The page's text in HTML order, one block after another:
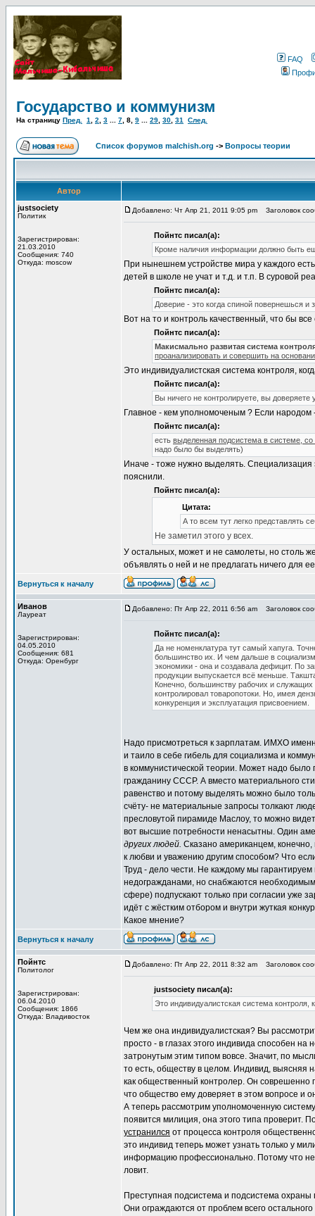
FAQ
Государство и коммунизм
На страницу Пред. 1 2 3 7 8 9 29 30 31 След.
Список форумов malchish.org -> Вопросы теории
Автор
justsociety
Политик
Зарегистрирован:
21.03.2010
Сообщения: 740
Откуда: moscow
Добавлено: Чт Апр 21, 2011 9:05 pm Заголовок
Пойнтс писал(а):
Кроме наличия информации должно быть
При нынешнем устройстве мира у каждого
детей в школе не учат и т.д. и т.п. В суровой
Пойнтс писал(а):
Доверие - это когда спиной повернешься и
Вот на то и контроль качественный, что бы
Пойнтс писал(а):
Макисмально развитая система
проанализировать и совершить на
Это индивидуалистская система контроля,
Пойнтс писал(а):
Вы ничего не контролируете, вы
Главное - кем уполномоченым ? Если народом
Пойнтс писал(а):
есть выделенная подсистема в системе, со
надо было бы выделять)
Иначе - тоже нужно выделять. Специализация
пояснили.
Пойнтс писал(а):
Цитата:
А то всем тут легко представлять
Не заметил этого у всех.
У остальных, может и не самолеты, но столь
объявлять о ней и не предлагать ничего для
Вернуться к началу
Иванов
Лауреат
Зарегистрирован:
04.05.2010
Сообщения: 681
Откуда: Оренбург
Добавлено: Пт Апр 22, 2011 6:56 am Заголовок
Пойнтс писал(а):
Да не номенклатура тут самый хапуга.
большинство их. И чем дальше в
экономики - она и создавала дефицит. По
продукции выпускается всё меньше.
Конечно, большинству рабочих и служащих
контролировал товаропотоки. Но, имея
конкуренция и эксплуатация присвоением.
Надо присмотреться к зарплатам. ИМХО
и таило в себе гибель для социализма и
в коммунистической теории. Может надо
гражданину СССР. А вместо материального
равенство и потому выделять можно было
счёту- не материальные запросы толкают
пресловутой пирамиде Маслоу, то можно
вот высшие потребности ненасытны. Один
других людей. Сказано американцем, конечно,
к любви и уважению другим способом? Что
Труд - дело чести. Не каждому мы
недогражданами, но снабжаются
сфере) подпускают только при согласии уже
идёт с жёстким отбором и внутри жуткая
Какое мнение?
Вернуться к началу
Пойнтс
Политолог
Зарегистрирован:
06.04.2010
Сообщения: 1866
Откуда: Владивосток
Добавлено: Пт Апр 22, 2011 8:32 am Заголовок
justsociety писал(а):
Это индивидуалистская система контроля,
Чем же она индивидуалистская? Вы
просто - в глазах этого индивида способен
затронутым этим типом вовсе. Значит, по
то есть, обществу в целом. Индивид, выясняя
как общественный контролер. Он соврешенно
что общество ему доверяет в этом вопросе и
А теперь рассмотрим уполномоченную
появится милиция, она этого типа проверит.
устранился от процесса контроля
это индивид теперь может узнать только у
информацию профессионально. Потому что не
ловит.
Преступная подсистема и подсистема охраны
Они ограждаются от проблем всего